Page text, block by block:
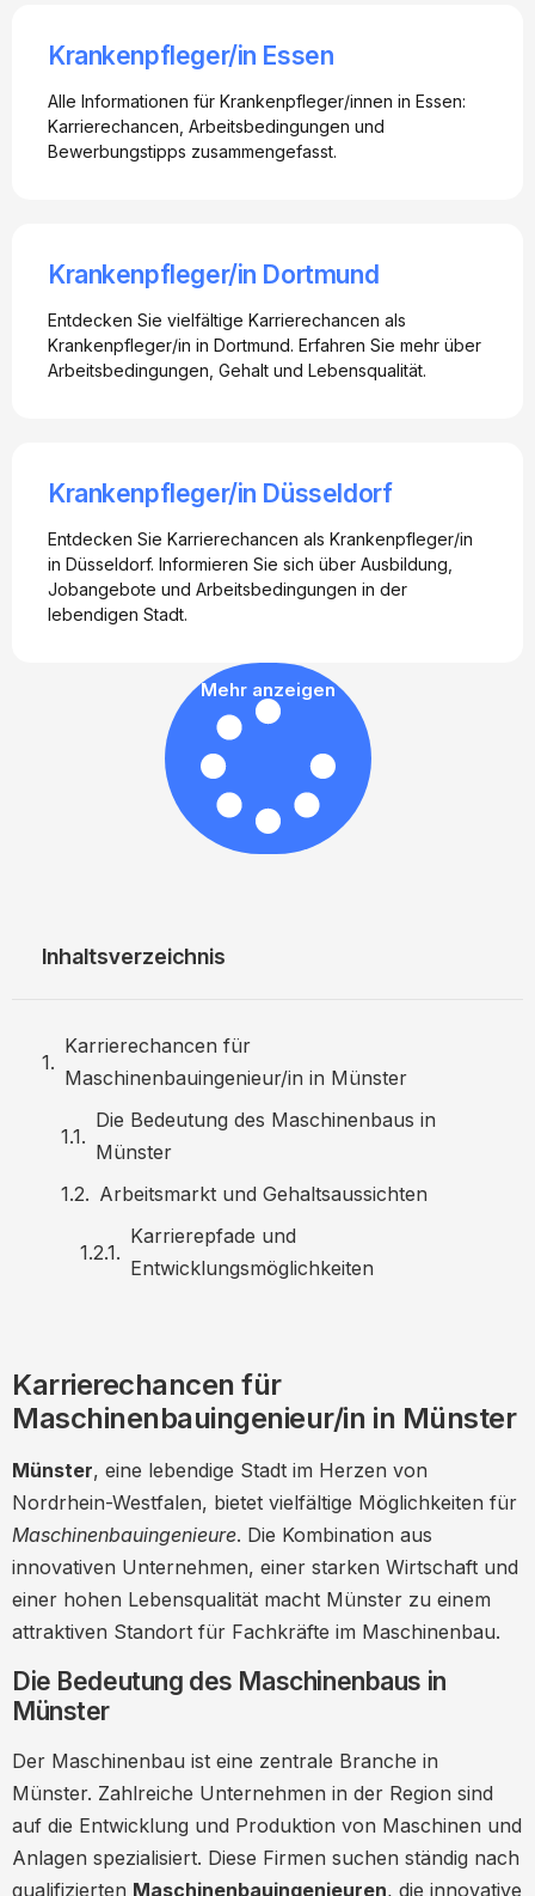
Krankenpfleger/in Essen
Alle Informationen für Krankenpfleger/innen in Essen:
Karrierechancen, Arbeitsbedingungen und
Bewerbungstipps zusammengefasst.
Krankenpfleger/in Dortmund
Entdecken Sie vielfältige Karrierechancen als
Krankenpfleger/in in Dortmund. Erfahren Sie mehr über
Arbeitsbedingungen, Gehalt und Lebensqualität.
Krankenpfleger/in Düsseldorf
Entdecken Sie Karrierechancen als Krankenpfleger/in
in Düsseldorf. Informieren Sie sich über Ausbildung,
Jobangebote und Arbeitsbedingungen in der
lebendigen Stadt.
Mehr anzeigen
Inhaltsverzeichnis
Karrierechancen für
Maschinenbauingenieur/in in Münster
Die Bedeutung des Maschinenbaus in
Münster
Arbeitsmarkt und Gehaltsaussichten
Karrierepfade und
Entwicklungsmöglichkeiten
Lebensqualität in Münster
Netzwerk und Community
Wichtige Veranstaltungen
Unternehmen und Arbeitgeber in Münster
Bewerbungsprozess und Tipps
Tipps für ein überzeugendes
Vorstellungsgespräch
Tipps für eine erfolgreiche Karriere als
Maschinenbauingenieur in Münster
Wichtige Fähigkeiten für
Maschinenbauingenieure
Erfahrungsberichte von
Maschinenbauingenieuren in Münster
Karrierechancen für
Maschinenbauingenieur/in in Münster
Münster, eine lebendige Stadt im Herzen von
Nordrhein-Westfalen, bietet vielfältige Möglichkeiten für
Maschinenbauingenieure. Die Kombination aus
innovativen Unternehmen, einer starken Wirtschaft und
einer hohen Lebensqualität macht Münster zu einem
attraktiven Standort für Fachkräfte im Maschinenbau.
Die Bedeutung des Maschinenbaus in
Münster
Der Maschinenbau ist eine zentrale Branche in
Münster. Zahlreiche Unternehmen in der Region sind
auf die Entwicklung und Produktion von Maschinen und
Anlagen spezialisiert. Diese Firmen suchen ständig nach
qualifizierten Maschinenbauingenieuren, die innovative